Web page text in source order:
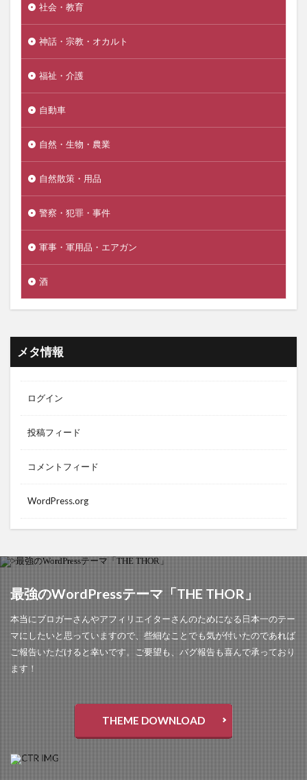
社会・教育
神話・宗教・オカルト
福祉・介護
自動車
自然・生物・農業
自然散策・用品
警察・犯罪・事件
軍事・軍用品・エアガン
酒
メタ情報
ログイン
投稿フィード
コメントフィード
WordPress.org
最強のWordPressテーマ「THE THOR」
本当にブロガーさんやアフィリエイターさんのためになる日本一のテー
マにしたいと思っていますので、些細なことでも気が付いたのであれば
ご報告いただけると幸いです。ご要望も、バグ報告も喜んで承っており
ます！
THEME DOWNLOAD